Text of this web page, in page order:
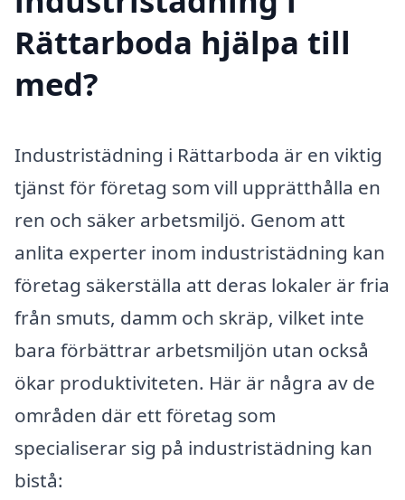
Rättarboda hjälpa till
med?
Industristädning i Rättarboda är en viktig
tjänst för företag som vill upprätthålla en
ren och säker arbetsmiljö. Genom att
anlita experter inom industristädning kan
företag säkerställa att deras lokaler är fria
från smuts, damm och skräp, vilket inte
bara förbättrar arbetsmiljön utan också
ökar produktiviteten. Här är några av de
områden där ett företag som
specialiserar sig på industristädning kan
bistå: